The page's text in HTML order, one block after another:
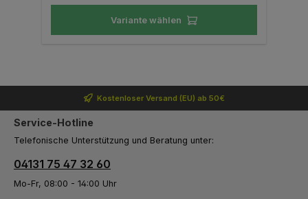
Variante wählen
Kostenloser Versand (EU) ab 50€
Service-Hotline
Telefonische Unterstützung und Beratung unter:
04131 75 47 32 60
Mo-Fr, 08:00 - 14:00 Uhr